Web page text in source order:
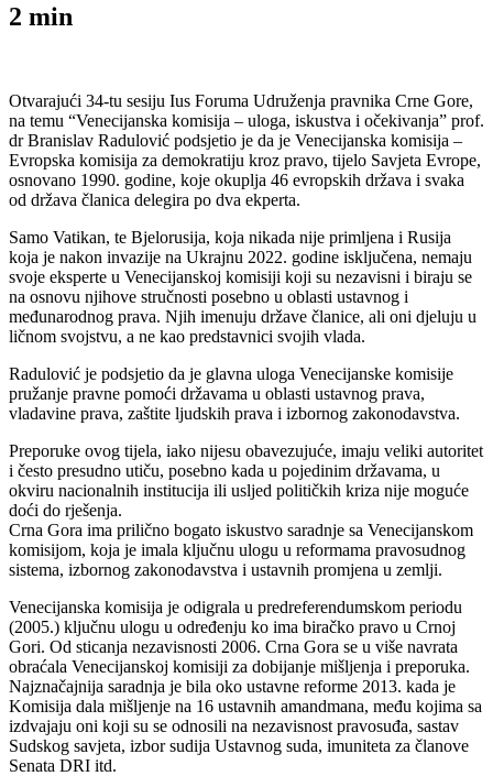
2 min
Otvarajući 34-tu sesiju Ius Foruma Udruženja pravnika Crne Gore,
na temu “Venecijanska komisija – uloga, iskustva i očekivanja” prof.
dr Branislav Radulović podsjetio je da je Venecijanska komisija –
Evropska komisija za demokratiju kroz pravo, tijelo Savjeta Evrope,
osnovano 1990. godine, koje okuplja 46 evropskih država i svaka
od država članica delegira po dva ekperta.
Samo Vatikan, te Bjelorusija, koja nikada nije primljena i Rusija
koja je nakon invazije na Ukrajnu 2022. godine isključena, nemaju
svoje eksperte u Venecijanskoj komisiji koji su nezavisni i biraju se
na osnovu njihove stručnosti posebno u oblasti ustavnog i
međunarodnog prava. Njih imenuju države članice, ali oni djeluju u
ličnom svojstvu, a ne kao predstavnici svojih vlada.
Radulović je podsjetio da je glavna uloga Venecijanske komisije
pružanje pravne pomoći državama u oblasti ustavnog prava,
vladavine prava, zaštite ljudskih prava i izbornog zakonodavstva.
Preporuke ovog tijela, iako nijesu obavezujuće, imaju veliki autoritet
i često presudno utiču, posebno kada u pojedinim državama, u
okviru nacionalnih institucija ili usljed političkih kriza nije moguće
doći do rješenja.
Crna Gora ima prilično bogato iskustvo saradnje sa Venecijanskom
komisijom, koja je imala ključnu ulogu u reformama pravosudnog
sistema, izbornog zakonodavstva i ustavnih promjena u zemlji.
Venecijanska komisija je odigrala u predreferendumskom periodu
(2005.) ključnu ulogu u određenju ko ima biračko pravo u Crnoj
Gori. Od sticanja nezavisnosti 2006. Crna Gora se u više navrata
obraćala Venecijanskoj komisiji za dobijanje mišljenja i preporuka.
Najznačajnija saradnja je bila oko ustavne reforme 2013. kada je
Komisija dala mišljenje na 16 ustavnih amandmana, među kojima sa
izdvajaju oni koji su se odnosili na nezavisnost pravosuđa, sastav
Sudskog savjeta, izbor sudija Ustavnog suda, imuniteta za članove
Senata DRI itd.